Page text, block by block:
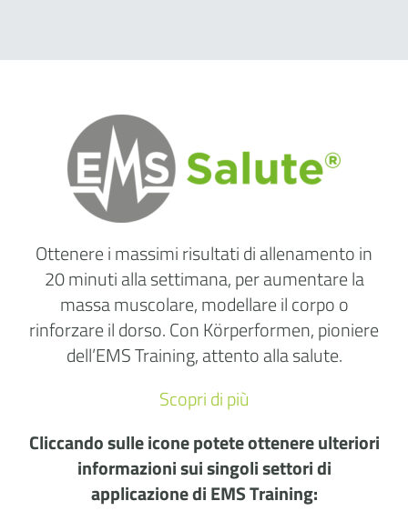
Ottenere i massimi risultati di allenamento in
20 minuti alla settimana, per aumentare la
massa muscolare, modellare il corpo o
rinforzare il dorso. Con Körperformen, pioniere
dell’EMS Training, attento alla salute.
Scopri di più
Cliccando sulle icone potete ottenere ulteriori
informazioni sui singoli settori di
applicazione di EMS Training: